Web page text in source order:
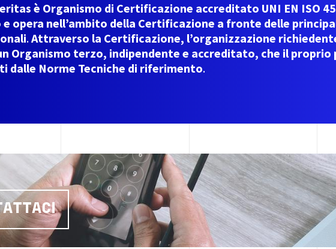
è Organismo di Certificazione accreditato UNI EN ISO
opera nell’ambito della Certificazione a fronte delle
.Attraverso la Certificazione, l’organizzazione
Organismo terzo, indipendente e accreditato, che il
dalle Norme Tecniche di riferimento.